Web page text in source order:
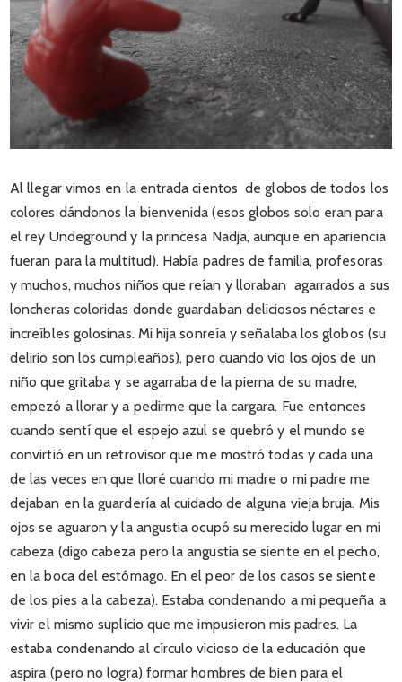
Al llegar vimos en la entrada cientos de globos de todos los
colores dándonos la bienvenida (esos globos solo eran para
el rey Undeground y la princesa Nadja, aunque en apariencia
fueran para la multitud). Había padres de familia, profesoras
y muchos, muchos niños que reían y lloraban agarrados a sus
loncheras coloridas donde guardaban deliciosos néctares e
increíbles golosinas. Mi hija sonreía y señalaba los globos (su
delirio son los cumpleaños), pero cuando vio los ojos de un
niño que gritaba y se agarraba de la pierna de su madre,
empezó a llorar y a pedirme que la cargara. Fue entonces
cuando sentí que el espejo azul se quebró y el mundo se
convirtió en un retrovisor que me mostró todas y cada una
de las veces en que lloré cuando mi madre o mi padre me
dejaban en la guardería al cuidado de alguna vieja bruja. Mis
ojos se aguaron y la angustia ocupó su merecido lugar en mi
cabeza (digo cabeza pero la angustia se siente en el pecho,
en la boca del estómago. En el peor de los casos se siente
de los pies a la cabeza). Estaba condenando a mi pequeña a
vivir el mismo suplicio que me impusieron mis padres. La
estaba condenando al círculo vicioso de la educación que
aspira (pero no logra) formar hombres de bien para el